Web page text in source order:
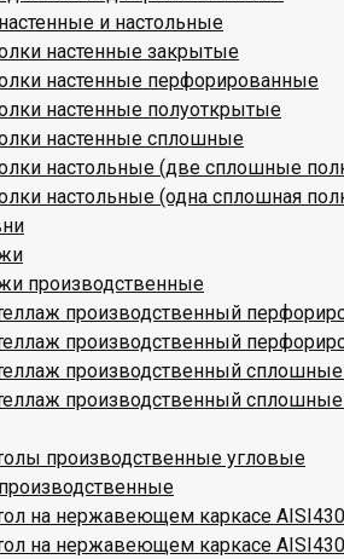
и настольные
настенные закрытые
настенные перфорированные
настенные полуоткрытые
настенные сплошные
настольные (две сплошные
настольные (одна сплошная
производственные
производственный
производственный
производственный
производственный
производственные угловые
на нержавеющем каркасе
на нержавеющем каркасе